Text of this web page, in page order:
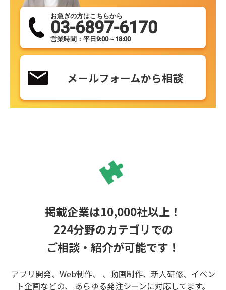
お急ぎの方はこちらから
03-6897-6170
営業時間：平日9:00～18:00
メールフォームから相談
掲載企業は10,000社以上！
224分野のカテゴリでの
ご相談・紹介が可能です！
アプリ開発、Web制作、 、動画制作、新人研修、イベン
ト企画などの、 あらゆる発注シーンに対応してます。